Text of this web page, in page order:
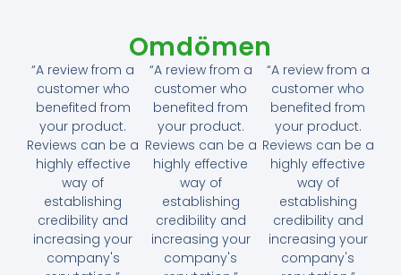
Omdömen
“A review from a
customer who
benefited from
your product.
Reviews can be a
highly effective
way of
establishing
credibility and
increasing your
company's
“A review from a
customer who
benefited from
your product.
Reviews can be a
highly effective
way of
establishing
credibility and
increasing your
company's
“A review from a
customer who
benefited from
your product.
Reviews can be a
highly effective
way of
establishing
credibility and
increasing your
company's